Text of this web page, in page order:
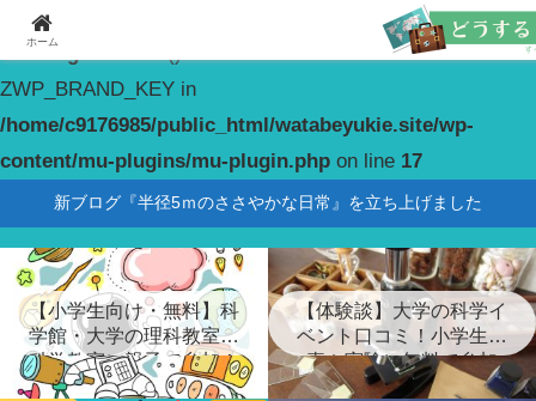
Warning
ZWP_BRAND_KEY in
/home/c9176985/public_html/watabeyukie.site/wp-
content/mu-plugins/mu-plugin.php on line 17
新ブログ『半径5ｍのささやかな日常』を立ち上げました
【小学生向け・無料】科
学館・大学の理科教室・
科学教室に親子で参加！
【体験談】大学の科学イ
ベント口コミ！小学生が
喜ぶ実験に無料で参加
ホーム